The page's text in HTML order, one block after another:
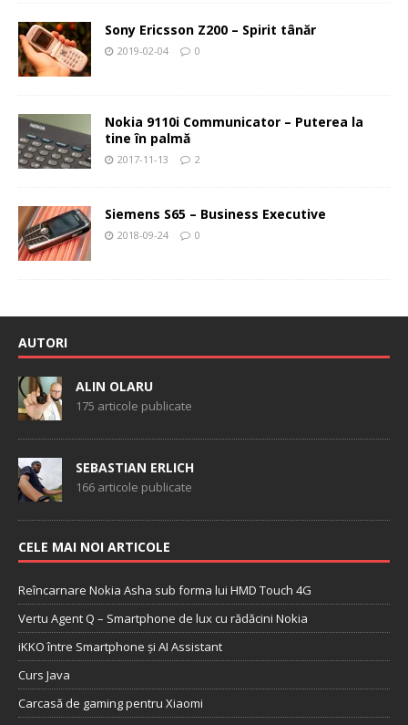
Sony Ericsson Z200 – Spirit tânăr
2019-02-04 0
Nokia 9110i Communicator – Puterea la
tine în palmă
2017-11-13 2
Siemens S65 – Business Executive
2018-09-24 0
AUTORI
ALIN OLARU
175 articole publicate
SEBASTIAN ERLICH
166 articole publicate
CELE MAI NOI ARTICOLE
Reîncarnare Nokia Asha sub forma lui HMD Touch 4G
Vertu Agent Q – Smartphone de lux cu rădăcini Nokia
iKKO între Smartphone și AI Assistant
Curs Java
Carcasă de gaming pentru Xiaomi